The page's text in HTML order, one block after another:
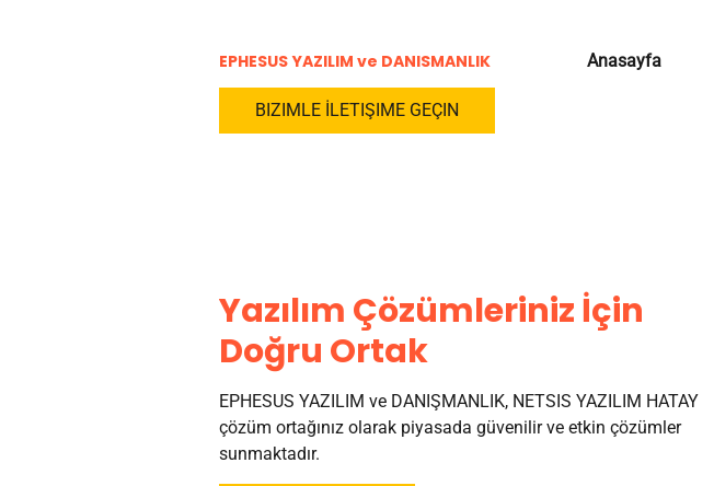
EPHESUS YAZILIM ve DANISMANLIK Anasayfa
BIZIMLE İLETIŞIME GEÇIN
Yazılım Çözümleriniz İçin
Doğru Ortak
EPHESUS YAZILIM ve DANIŞMANLIK, NETSIS YAZILIM HATAY
çözüm ortağınız olarak piyasada güvenilir ve etkin çözümler
sunmaktadır.